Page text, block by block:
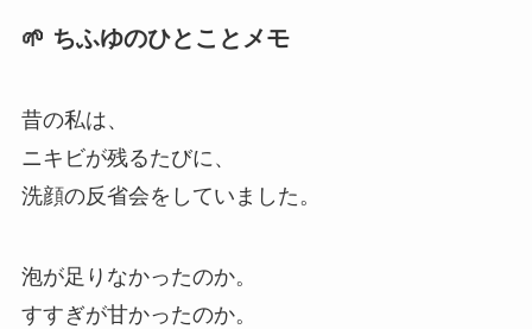
🌱 ちふゆのひとことメモ
昔の私は、
ニキビが残るたびに、
洗顔の反省会をしていました。
泡が足りなかったのか。
すすぎが甘かったのか。